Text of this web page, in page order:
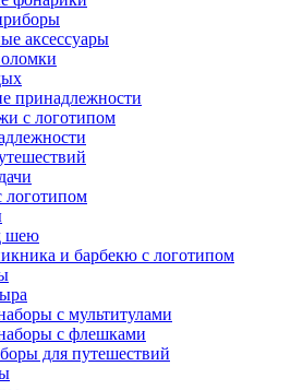
аксессуары
принадлежности
с логотипом
логотипом
шею
и барбекю с логотипом
с мультитулами
с флешками
для путешествий